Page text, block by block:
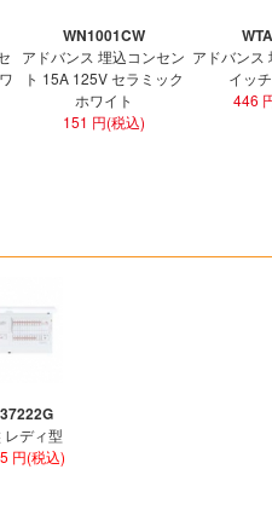
WN1001CW
アドバンス 埋込コンセン
ト 15A 125V セラミック
ホワイト
151 円(税込)
アドバンス
イッ
446
レディ型
円(税込)